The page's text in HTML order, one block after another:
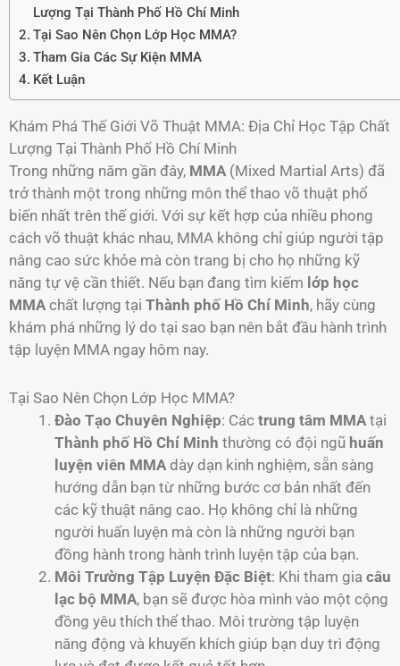
Lượng Tại Thành Phố Hồ Chí Minh
Tại Sao Nên Chọn Lớp Học MMA?
Tham Gia Các Sự Kiện MMA
Kết Luận
Khám Phá Thế Giới Võ Thuật MMA: Địa Chỉ Học Tập Chất
Lượng Tại Thành Phố Hồ Chí Minh
Trong những năm gần đây, MMA (Mixed Martial Arts) đã
trở thành một trong những môn thể thao võ thuật phổ
biến nhất trên thế giới. Với sự kết hợp của nhiều phong
cách võ thuật khác nhau, MMA không chỉ giúp người tập
nâng cao sức khỏe mà còn trang bị cho họ những kỹ
năng tự vệ cần thiết. Nếu bạn đang tìm kiếm lớp học
MMA chất lượng tại Thành phố Hồ Chí Minh, hãy cùng
khám phá những lý do tại sao bạn nên bắt đầu hành trình
tập luyện MMA ngay hôm nay.
Tại Sao Nên Chọn Lớp Học MMA?
Đào Tạo Chuyên Nghiệp: Các trung tâm MMAtại
Thành phố Hồ Chí Minh thường có đội ngũ huấn
luyện viên MMAdày dạn kinh nghiệm, sẵn sàng
hướng dẫn bạn từ những bước cơ bản nhất đến
các kỹ thuật nâng cao. Họ không chỉ là những
người huấn luyện mà còn là những người bạn
đồng hành trong hành trình luyện tập của bạn.
Môi Trường Tập Luyện Đặc Biệt: Khi tham gia câu
lạc bộ MMA, bạn sẽ được hòa mình vào một cộng
đồng yêu thích thể thao. Môi trường tập luyện
năng động và khuyến khích giúp bạn duy trì động